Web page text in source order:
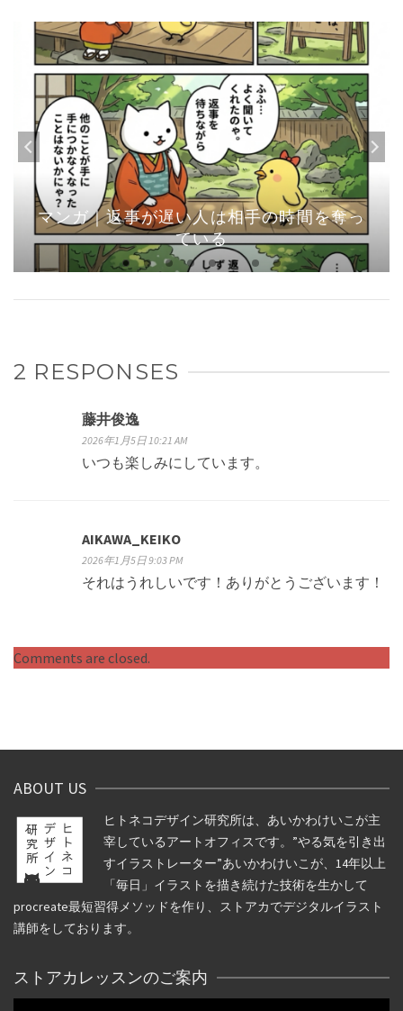
マンガ｜返事が遅い人は相手の時間を奪っ
ている
2 RESPONSES
藤井俊逸
2026年1月5日 10:21 AM
いつも楽しみにしています。
AIKAWA_KEIKO
2026年1月5日 9:03 PM
それはうれしいです！ありがとうございます！
Comments are closed.
ABOUT US
ヒトネコデザイン研究所は、あいかわけいこが主
宰しているアートオフィスです。”やる気を引き出
すイラストレーター”あいかわけいこが、14年以上
「毎日」イラストを描き続けた技術を生かして
procreate最短習得メソッドを作り、ストアカでデジタルイラスト
講師をしております。
ストアカレッスンのご案内